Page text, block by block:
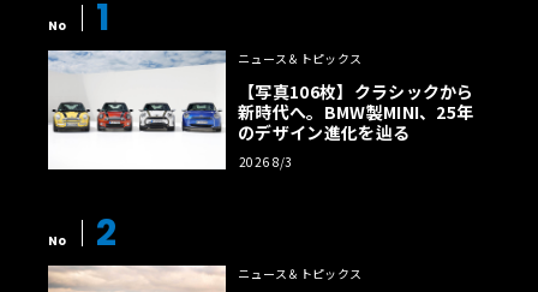
No 1
ニュース＆トピックス
【写真106枚】クラシックから
新時代へ。BMW製MINI、25年
のデザイン進化を辿る
2026 8/3
No 2
ニュース＆トピックス